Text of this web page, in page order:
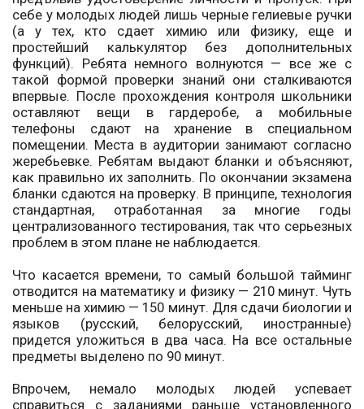
себе у молодых людей лишь черные гелиевые ручки
(а у тех, кто сдает химию или физику, еще и
простейший калькулятор без дополнительных
функций). Ребята немного волнуются — все же с
такой формой проверки знаний они сталкиваются
впервые. После прохождения контроля школьники
оставляют вещи в гардеробе, а мобильные
телефоны сдают на хранение в специальном
помещении. Места в аудитории занимают согласно
жеребьевке. Ребятам выдают бланки и объясняют,
как правильно их заполнить. По окончании экзамена
бланки сдаются на проверку. В принципе, технология
стандартная, отработанная за многие годы
централизованного тестирования, так что серьезных
проблем в этом плане не наблюдается.
Что касается времени, то самый большой тайминг
отводится на математику и физику — 210 минут. Чуть
меньше на химию — 150 минут. Для сдачи биологии и
языков (русский, белорусский, иностранные)
придется уложиться в два часа. На все остальные
предметы выделено по 90 минут.
Впрочем, немало молодых людей успевает
справиться с заданиями раньше установленного